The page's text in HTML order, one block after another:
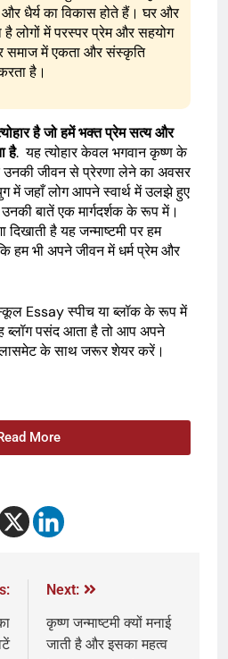
धैर्य का विकास होते हैं। घर और
है लोगों में परस्पर प्रेम और सहयोग
समाज में एकता और संस्कृति
है।
है जो हमें भक्त प्रेम सत्य और
है. यह त्योहार केवल भगवान कृष्ण के
उनकी जीवन से प्रेरणा लेने का अवसर
में जहाँ लोग आपने स्वार्थ में उलझे हुए
बातें एक मार्गदर्शक के रूप में।
है यह जन्माष्टमी पर हम
हम भी अपने जीवन में धर्म प्रेम और
Essay स्पीच या ब्लॉक के रूप में
पसंद आता है तो आप अपने
के साथ जरूर शेयर करें।
More
Next:
कृष्ण जन्माष्टमी क्यों मनाई
जाती है और इसका महत्व